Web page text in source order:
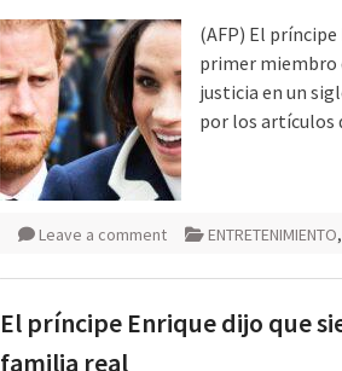
(AFP) El
primer miembro
justicia en un
por los artículos
Leave a comment ENTRETENIMIENTO,
El príncipe Enrique dijo que
familia real